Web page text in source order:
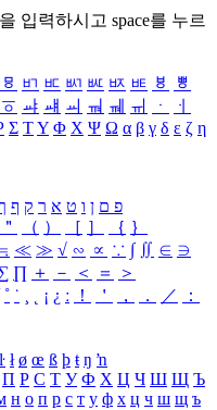
을 입력하시고 space를 누르
ㅱ ㅲ ㅳ ㅴ ㅵ ㅶ ㅷ ㅸ
ㅹ
ㆆ ㆇ ㆈ ㆉ ㆊ ㆋ ㆌ ㆍ
ㆎ
Σ ΤΥ Φ Χ Ψ Ω α β γ δ ε ζ η
פ ם ן ו ט א ר ק ף
＂ （ ） ［ ］ ｛ ｝
≪ ≫ √ ∽ ∝ ∵ ∫ ∬ ∈ ∋
∏ ＋ － ＜ ＝
＞
˚ ˙ ¸ ¡ ¿ ː ！ ＇ ， ． ／
：
ŀ ł ø œ ß þ ŧ ŋ ŉ
П Р С Т У Ф Х Ц Ч Ш Щ Ъ
н о п р с т у ф х ц ч ш щ ъ